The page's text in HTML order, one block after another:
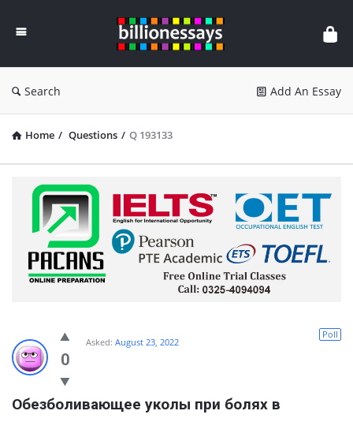
Essays
Search Add An Essay
Home / Questions / Q 193133
0
Poll
Asked: August 23, 2022
Обезболивающее уколы при болях в